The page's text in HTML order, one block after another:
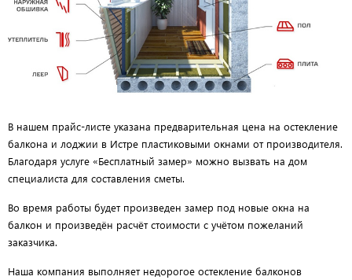
В нашем прайс-листе указана предварительная цена на остекление
балкона и лоджии в Истре пластиковыми окнами от производителя.
Благодаря услуге «Бесплатный замер» можно вызвать на дом
специалиста для составления сметы.
Во время работы будет произведен замер под новые окна на
балкон и произведён расчёт стоимости с учётом пожеланий
заказчика.
Наша компания выполняет недорогое остекление балконов